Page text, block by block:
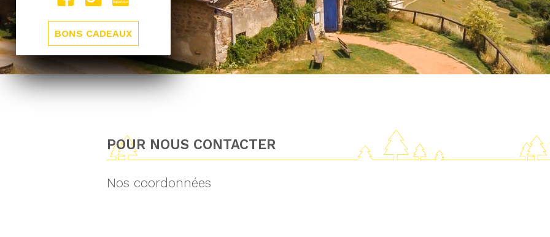
BONS CADEAUX
POUR NOUS CONTACTER
Nos coordonnées